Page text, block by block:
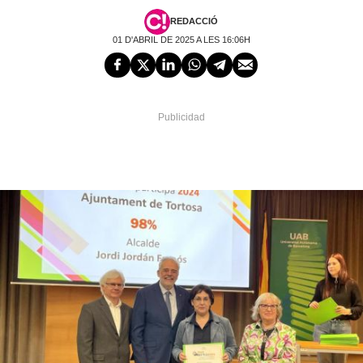
REDACCIÓ
01 D'ABRIL DE 2025 A LES 16:06H